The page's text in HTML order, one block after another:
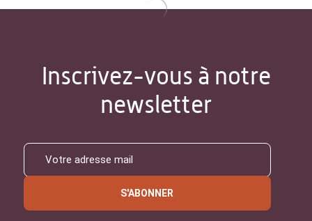
Inscrivez-vous à notre
newsletter
S'ABONNER